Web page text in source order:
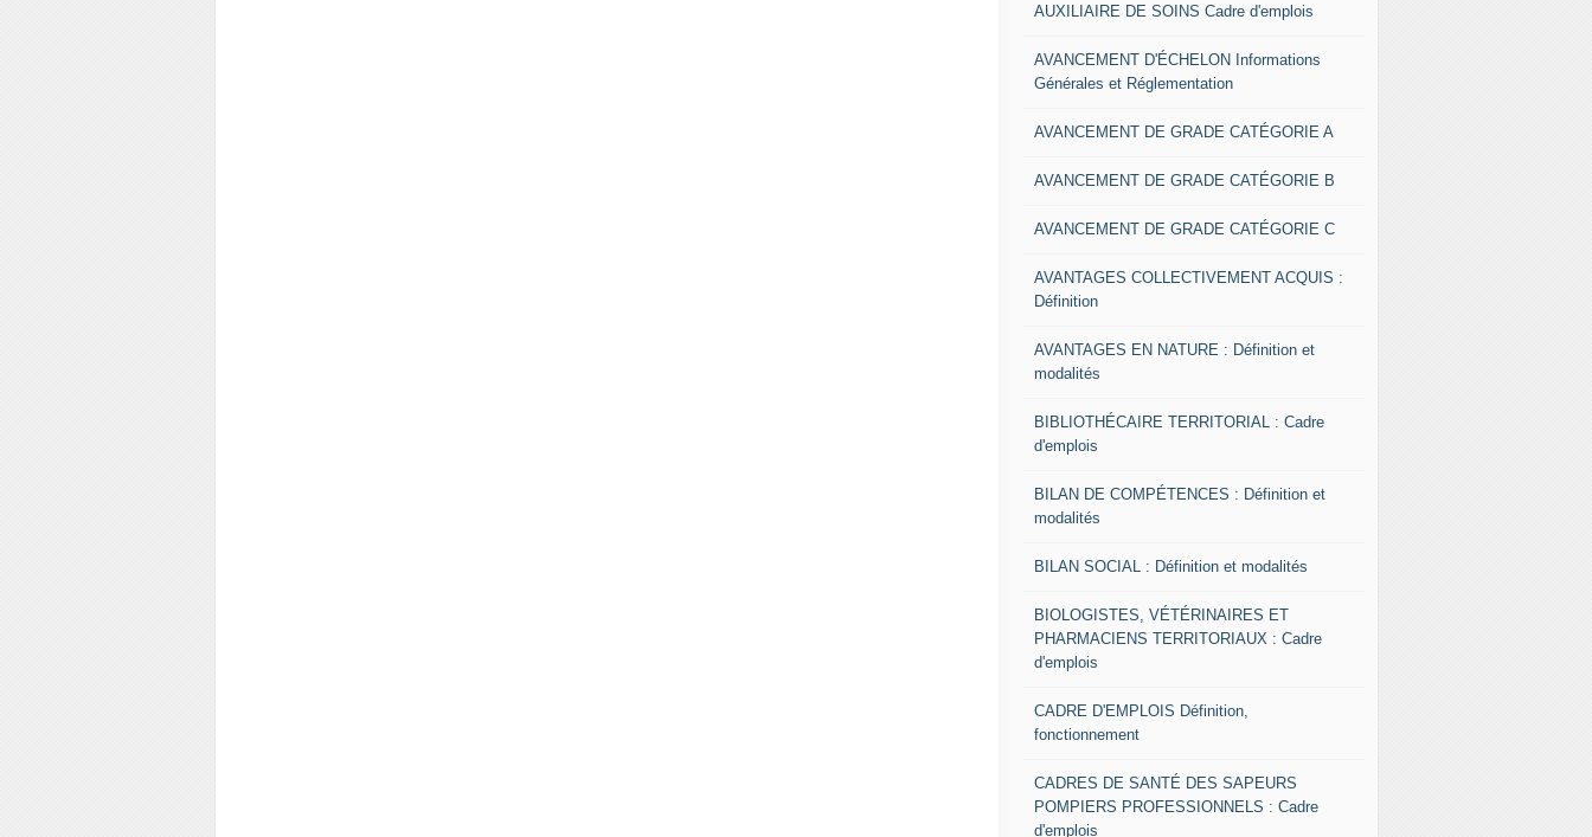
AUXILIAIRE DE SOINS Cadre d'emplois
AVANCEMENT D'ÉCHELON Informations
Générales et Réglementation
AVANCEMENT DE GRADE CATÉGORIE A
AVANCEMENT DE GRADE CATÉGORIE B
AVANCEMENT DE GRADE CATÉGORIE C
AVANTAGES COLLECTIVEMENT ACQUIS :
Définition
AVANTAGES EN NATURE : Définition et
modalités
BIBLIOTHÉCAIRE TERRITORIAL : Cadre
d'emplois
BILAN DE COMPÉTENCES : Définition et
modalités
BILAN SOCIAL : Définition et modalités
BIOLOGISTES, VÉTÉRINAIRES ET
PHARMACIENS TERRITORIAUX : Cadre
d'emplois
CADRE D'EMPLOIS Définition,
fonctionnement
CADRES DE SANTÉ DES SAPEURS
POMPIERS PROFESSIONNELS : Cadre
d'emplois